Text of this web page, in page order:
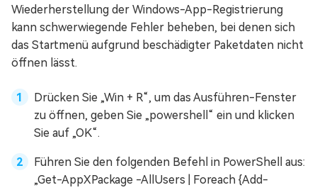
Wiederherstellung der Windows-App-Registrierung
kann schwerwiegende Fehler beheben, bei denen sich
das Startmenü aufgrund beschädigter Paketdaten nicht
öffnen lässt.
Drücken Sie „Win + R“, um das Ausführen-Fenster
zu öffnen, geben Sie „powershell“ ein und klicken
Sie auf „OK“.
Führen Sie den folgenden Befehl in PowerShell aus:
„Get-AppXPackage -AllUsers | Foreach {Add-